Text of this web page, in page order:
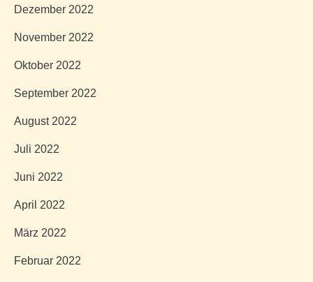
Dezember 2022
November 2022
Oktober 2022
September 2022
August 2022
Juli 2022
Juni 2022
April 2022
März 2022
Februar 2022